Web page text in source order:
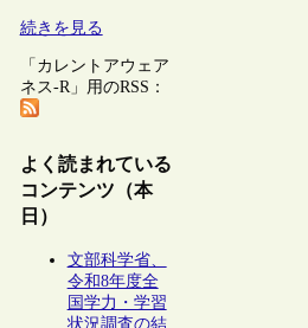
続きを見る
「カレントアウェア
ネス-R」用のRSS：
よく読まれている
コンテンツ（本
日）
文部科学省、
令和8年度全
国学力・学習
状況調査の結